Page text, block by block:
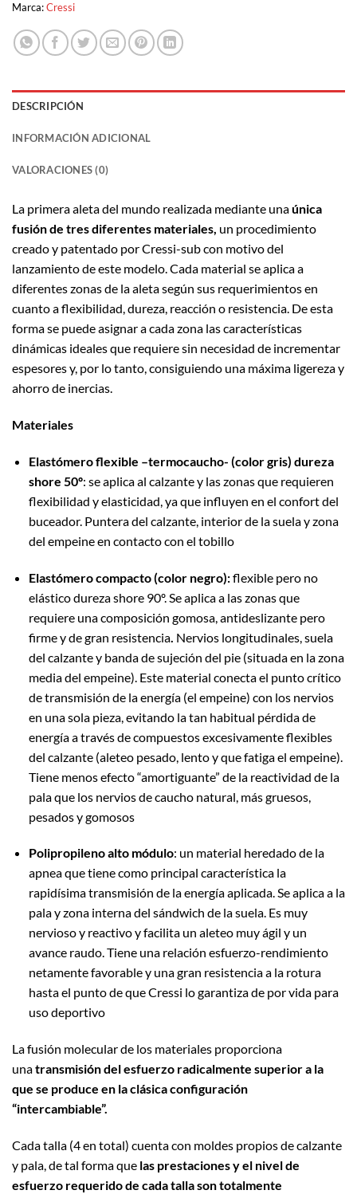
Marca:Cressi
DESCRIPCIÓN
INFORMACIÓN ADICIONAL
VALORACIONES (0)
La primera aleta del mundo realizada mediante unaúnica
fusión de tres diferentes materiales, un procedimiento
creado y patentado por Cressi-sub con motivo del
lanzamiento de este modelo. Cada material se aplica a
diferentes zonas de la aleta según sus requerimientos en
cuanto a flexibilidad, dureza, reacción o resistencia. De esta
forma se puede asignar a cada zona las características
dinámicas ideales que requiere sin necesidad de incrementar
espesores y, por lo tanto, consiguiendo una máxima ligereza y
ahorro de inercias.
Materiales
Elastómero flexible –termocaucho- (color gris) dureza
shore 50º: se aplica al calzante y las zonas que requieren
flexibilidad y elasticidad, ya que influyen en el confort del
buceador. Puntera del calzante, interior de la suela y zona
del empeine en contacto con el tobillo
Elastómero compacto (color negro):flexible pero no
elástico dureza shore 90º. Se aplica a las zonas que
requiere una composición gomosa, antideslizante pero
firme y de gran resistencia. Nervios longitudinales, suela
del calzante y banda de sujeción del pie (situada en la zona
media del empeine). Este material conecta el punto crítico
de transmisión de la energía (el empeine) con los nervios
en una sola pieza, evitando la tan habitual pérdida de
energía a través de compuestos excesivamente flexibles
del calzante (aleteo pesado, lento y que fatiga el empeine).
Tiene menos efecto “amortiguante” de la reactividad de la
pala que los nervios de caucho natural, más gruesos,
pesados y gomosos
Polipropileno alto módulo: un material heredado de la
apnea que tiene como principal característica la
rapidísima transmisión de la energía aplicada. Se aplica a la
pala y zona interna del sándwich de la suela. Es muy
nervioso y reactivo y facilita un aleteo muy ágil y un
avance raudo. Tiene una relación esfuerzo-rendimiento
netamente favorable y una gran resistencia a la rotura
hasta el punto de que Cressi lo garantiza de por vida para
uso deportivo
La fusión molecular de los materiales proporciona
unatransmisión del esfuerzo radicalmente superior a la
que se produce en la clásica configuración
“intercambiable”.
Cada talla (4 en total) cuenta con moldes propios de calzante
y pala, de tal forma que las prestaciones y el nivel de
esfuerzo requerido de cada talla son totalmente